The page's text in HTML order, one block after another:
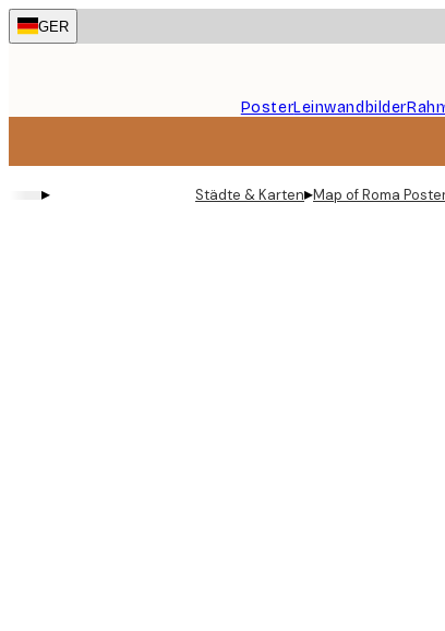
Skip
to
GER
PosterLeinwandbilder
▸ Städte & Karten▸Map of Roma